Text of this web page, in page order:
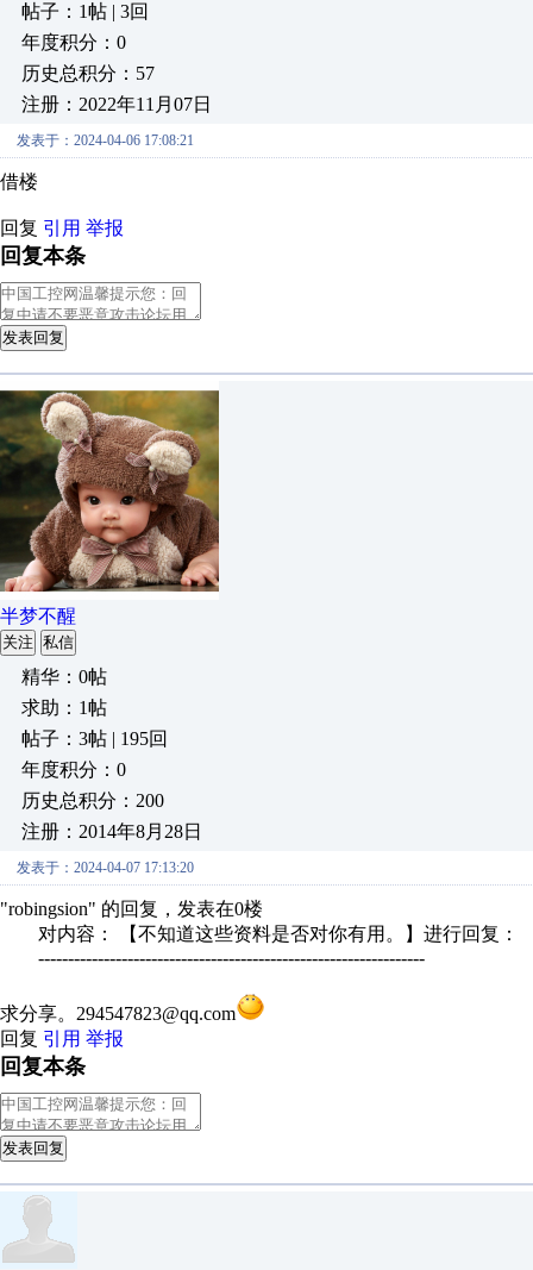
帖子：1帖 | 3回
年度积分：0
历史总积分：57
注册：2022年11月07日
发表于：2024-04-06 17:08:21
借楼
回复 引用 举报
回复本条
发表回复
半梦不醒
关注 私信
精华：0帖
求助：1帖
帖子：3帖 | 195回
年度积分：0
历史总积分：200
注册：2014年8月28日
发表于：2024-04-07 17:13:20
"robingsion" 的回复，发表在0楼
对内容： 【不知道这些资料是否对你有用。】进行回复：
-----------------------------------------------------------------
求分享。294547823@qq.com
回复 引用 举报
回复本条
发表回复